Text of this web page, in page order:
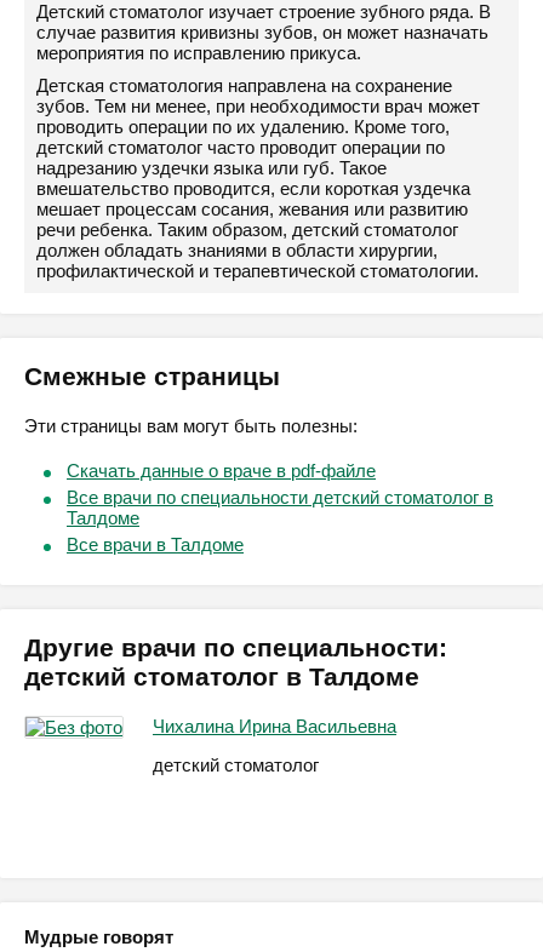
Детский стоматолог изучает строение зубного ряда. В
случае развития кривизны зубов, он может назначать
мероприятия по исправлению прикуса.
Детская стоматология направлена на сохранение
зубов. Тем ни менее, при необходимости врач может
проводить операции по их удалению. Кроме того,
детский стоматолог часто проводит операции по
надрезанию уздечки языка или губ. Такое
вмешательство проводится, если короткая уздечка
мешает процессам сосания, жевания или развитию
речи ребенка. Таким образом, детский стоматолог
должен обладать знаниями в области хирургии,
профилактической и терапевтической стоматологии.
Смежные страницы
Эти страницы вам могут быть полезны:
Скачать данные о враче в pdf-файле
Все врачи по специальности детский стоматолог в
Талдоме
Все врачи в Талдоме
Другие врачи по специальности:
детский стоматолог в Талдоме
Чихалина Ирина Васильевна
детский стоматолог
Мудрые говорят